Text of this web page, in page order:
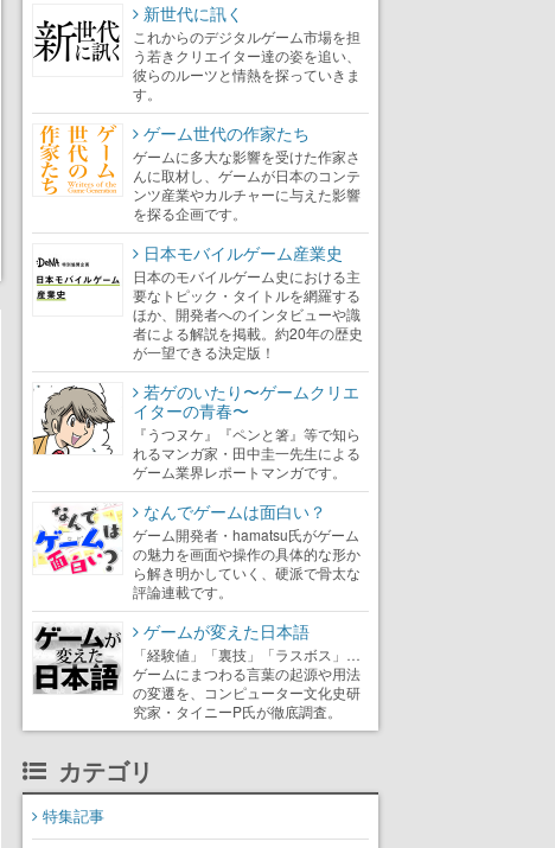
新世代に訊く
これからのデジタルゲーム市場を担
う若きクリエイター達の姿を追い、
彼らのルーツと情熱を探っていきま
す。
ゲーム世代の作家たち
ゲームに多大な影響を受けた作家さ
んに取材し、ゲームが日本のコンテ
ンツ産業やカルチャーに与えた影響
を探る企画です。
日本モバイルゲーム産業史
日本のモバイルゲーム史における主
要なトピック・タイトルを網羅する
ほか、開発者へのインタビューや識
者による解説を掲載。約20年の歴史
が一望できる決定版！
若ゲのいたり〜ゲームクリエ
イターの青春〜
『うつヌケ』『ペンと箸』等で知ら
れるマンガ家・田中圭一先生による
ゲーム業界レポートマンガです。
なんでゲームは面白い？
ゲーム開発者・hamatsu氏がゲーム
の魅力を画面や操作の具体的な形か
ら解き明かしていく、硬派で骨太な
評論連載です。
ゲームが変えた日本語
「経験値」「裏技」「ラスボス」…
ゲームにまつわる言葉の起源や用法
の変遷を、コンピューター文化史研
究家・タイニーP氏が徹底調査。
カテゴリ
特集記事